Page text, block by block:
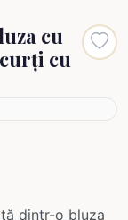
cu
cu
dintr-o bluza